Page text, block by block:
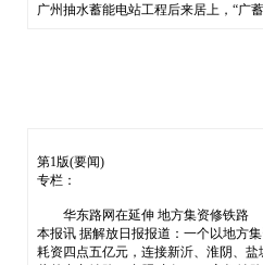
广州抽水蓄能电站工程后来居上，“广
第1版(要闻)
专栏：
华东路网在延伸 地方集资修铁路
本报讯 据解放日报报道：一个以地方
耗资四点五亿元，连接新沂、淮阴、